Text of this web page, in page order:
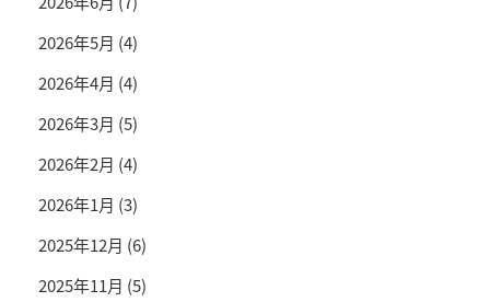
2026年5月 (4)
2026年4月 (4)
2026年3月 (5)
2026年2月 (4)
2026年1月 (3)
2025年12月 (6)
2025年11月 (5)